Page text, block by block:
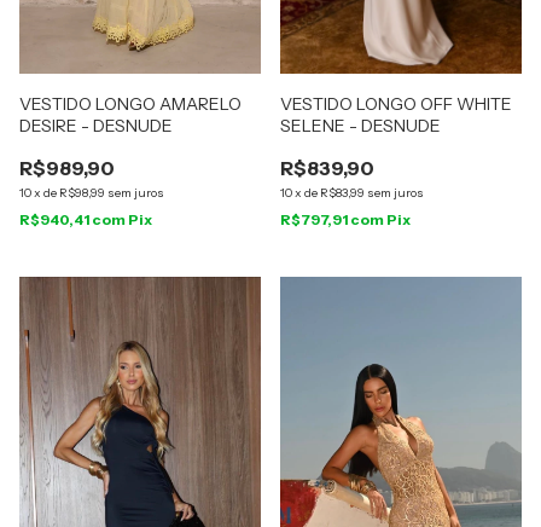
VESTIDO LONGO AMARELO
DESIRE - DESNUDE
R$989,90
10x de R$98,99 sem juros
R$940,41 com Pix
VESTIDO LONGO OFF WHITE
SELENE - DESNUDE
R$839,90
10x de R$83,99 sem juros
R$797,91 com Pix